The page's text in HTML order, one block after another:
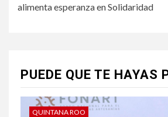
alimenta esperanza en Solidaridad
PUEDE QUE TE HAYAS
QUINTANA ROO